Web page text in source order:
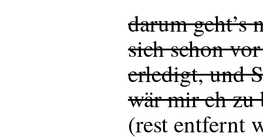
darum
sich schon
erledigt, und
wär mir eh
(rest entfernt